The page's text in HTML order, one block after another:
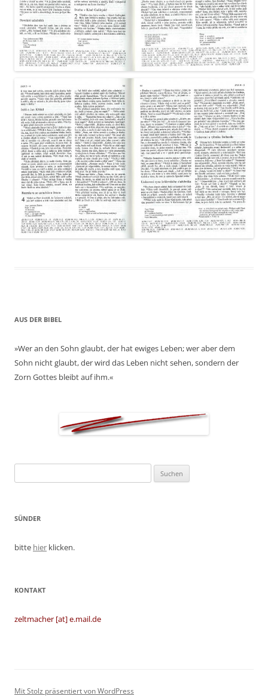
AUS DER BIBEL
»Wer an den Sohn glaubt, der hat ewiges Leben; wer aber dem
Sohn nicht glaubt, der wird das Leben nicht sehen, sondern der
Zorn Gottes bleibt auf ihm.«
nach:
SÜNDER
bitte hier klicken.
KONTAKT
zeltmacher [at] e.mail.de
Mit Stolz präsentiert von WordPress